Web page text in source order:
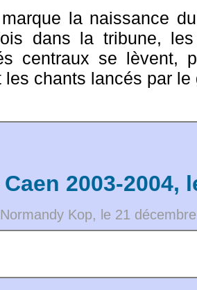
la naissance
dans la tribune,
centraux se lèvent,
les chants lancés par le
2003-2004,
Kop, le 21